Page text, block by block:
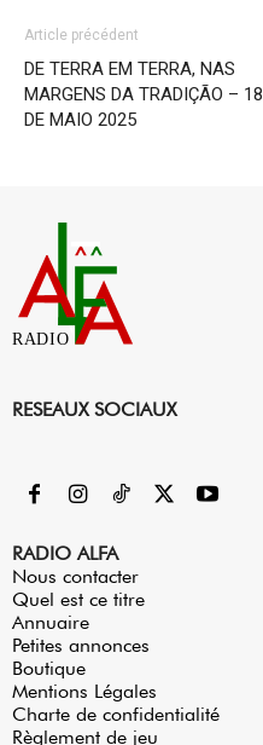
Article précédent
DE TERRA EM TERRA, NAS
MARGENS DA TRADIÇÃO – 18
DE MAIO 2025
RADIO
RESEAUX SOCIAUX
RADIO ALFA
Nous contacter
Quel est ce titre
Annuaire
Petites annonces
Boutique
Mentions Légales
Charte de confidentialité
Règlement de jeu